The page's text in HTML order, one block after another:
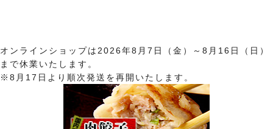
オンラインショップは2026年8月7日（金）～8月16日（日）
まで休業いたします。
※8月17日より順次発送を再開いたします。